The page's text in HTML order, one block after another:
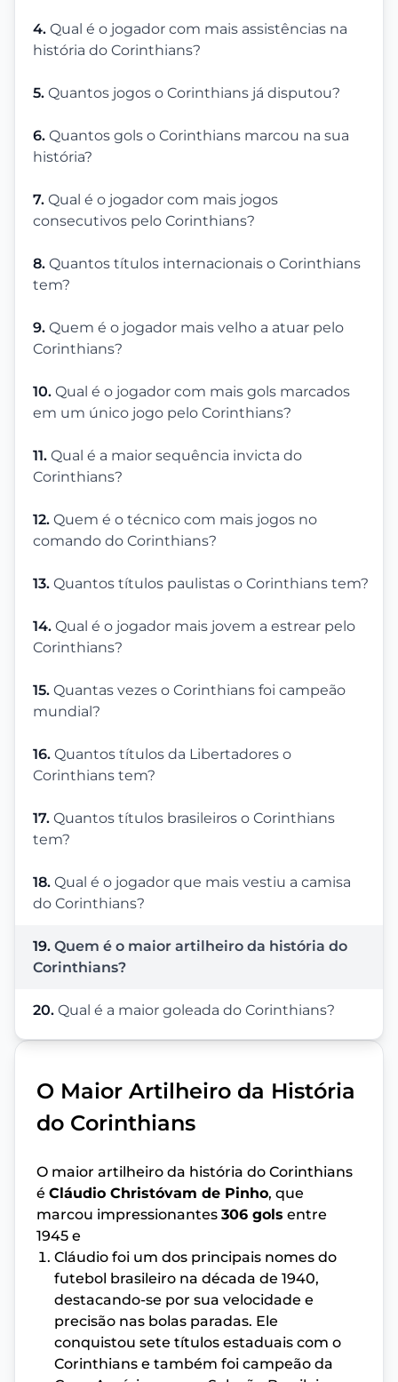
4. Qual é o jogador com mais assistências na
história do Corinthians?
5. Quantos jogos o Corinthians já disputou?
6. Quantos gols o Corinthians marcou na sua
história?
7. Qual é o jogador com mais jogos
consecutivos pelo Corinthians?
8. Quantos títulos internacionais o Corinthians
tem?
9. Quem é o jogador mais velho a atuar pelo
Corinthians?
10. Qual é o jogador com mais gols marcados
em um único jogo pelo Corinthians?
11. Qual é a maior sequência invicta do
Corinthians?
12. Quem é o técnico com mais jogos no
comando do Corinthians?
13. Quantos títulos paulistas o Corinthians tem?
14. Qual é o jogador mais jovem a estrear pelo
Corinthians?
15. Quantas vezes o Corinthians foi campeão
mundial?
16. Quantos títulos da Libertadores o
Corinthians tem?
17. Quantos títulos brasileiros o Corinthians
tem?
18. Qual é o jogador que mais vestiu a camisa
do Corinthians?
19. Quem é o maior artilheiro da história do
Corinthians?
20. Qual é a maior goleada do Corinthians?
O Maior Artilheiro da História
do Corinthians
O maior artilheiro da história do Corinthians
é Cláudio Christóvam de Pinho, que
marcou impressionantes 306 gols entre
1945 e
Cláudio foi um dos principais nomes do
futebol brasileiro na década de 1940,
destacando-se por sua velocidade e
precisão nas bolas paradas. Ele
conquistou sete títulos estaduais com o
Corinthians e também foi campeão da